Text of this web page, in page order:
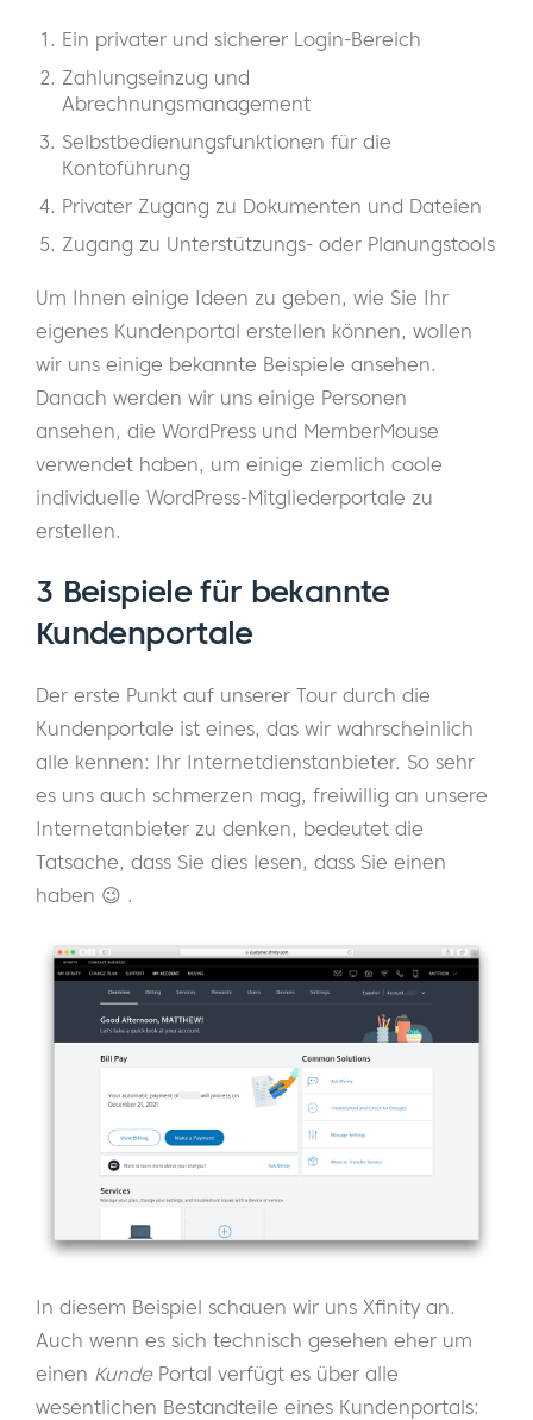
Ein privater und sicherer Login-Bereich
Zahlungseinzug und
Abrechnungsmanagement
Selbstbedienungsfunktionen für die
Kontoführung
Privater Zugang zu Dokumenten und Dateien
Zugang zu Unterstützungs- oder Planungstools
Um Ihnen einige Ideen zu geben, wie Sie Ihr
eigenes Kundenportal erstellen können, wollen
wir uns einige bekannte Beispiele ansehen.
Danach werden wir uns einige Personen
ansehen, die WordPress und MemberMouse
verwendet haben, um einige ziemlich coole
individuelle WordPress-Mitgliederportale zu
erstellen.
3 Beispiele für bekannte
Kundenportale
Der erste Punkt auf unserer Tour durch die
Kundenportale ist eines, das wir wahrscheinlich
alle kennen: Ihr Internetdienstanbieter. So sehr
es uns auch schmerzen mag, freiwillig an unsere
Internetanbieter zu denken, bedeutet die
Tatsache, dass Sie dies lesen, dass Sie einen
haben 😉 .
In diesem Beispiel schauen wir uns Xfinity an.
Auch wenn es sich technisch gesehen eher um
einen KundePortal verfügt es über alle
wesentlichen Bestandteile eines Kundenportals: